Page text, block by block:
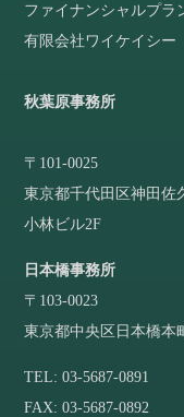
ファイナンシャルプラ
有限会社ワイケイシー
秋葉原事務所
〒101-0025
東京都千代田区神田佐
小林ビル2F
日本橋事務所
〒103-0023
東京都中央区日本橋本
TEL: 03-5687-0891
FAX: 03-5687-0892